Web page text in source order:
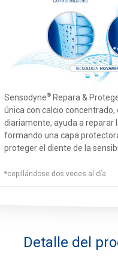
Sensodyne®Repara &
única con calcio
diariamente, ayuda a reparar
formando una capa
proteger el diente de la
*cepillándose dos veces al día
Detalle del